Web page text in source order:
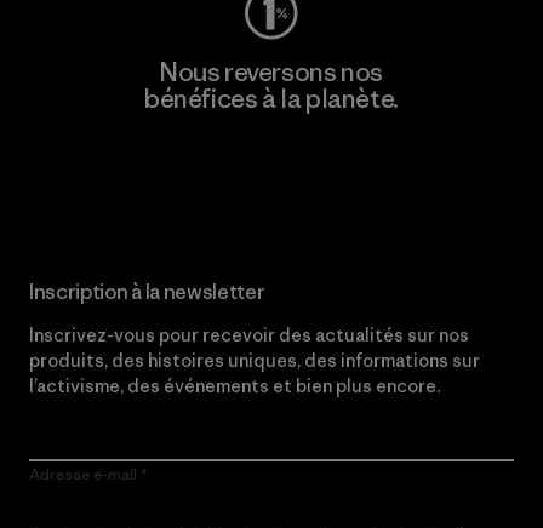
Nous reversons nos
bénéfices à la planète.
Inscription à la newsletter
Inscrivez-vous pour recevoir des actualités sur nos
produits, des histoires uniques, des informations sur
l’activisme, des événements et bien plus encore.
Adresse e-mail